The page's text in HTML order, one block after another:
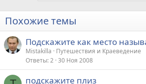
Похожие темы
Подскажите как место
Mistakilla
Путешествия и Краеведение
Ответы 2 30 Ноя 2008
подскажите плиз